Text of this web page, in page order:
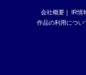
会社概要 IR情
作品の利用につい